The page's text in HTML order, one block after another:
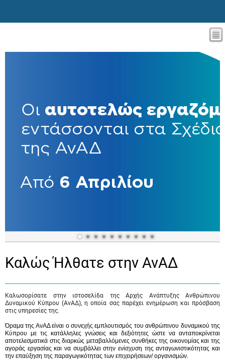
Καλώς Ήλθατε στην ΑνΑΔ
Καλωσορίσατε στην ιστοσελίδα της Αρχής Ανάπτυξης Ανθρώπινου
Δυναμικού Κύπρου (ΑνΑΔ), η οποία σας παρέχει ενημέρωση και πρόσβαση
στις υπηρεσίες της.
Όραμα της ΑνΑΔ είναι ο συνεχής εμπλουτισμός του ανθρώπινου δυναμικού της
Κύπρου με τις κατάλληλες γνώσεις και δεξιότητες ώστε να ανταποκρίνεται
αποτελεσματικά στις διαρκώς μεταβαλλόμενες συνθήκες της οικονομίας και της
αγοράς εργασίας και να συμβάλλει στην ενίσχυση της ανταγωνιστικότητας και
την επαύξηση της παραγωγικότητας των επιχειρήσεων/ οργανισμών.